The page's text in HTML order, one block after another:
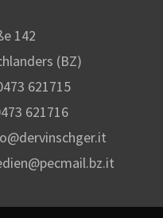
142
(BZ)
621715
621716